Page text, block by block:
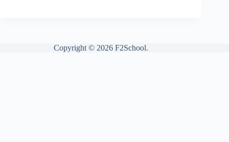
Copyright © 2026 F2School.